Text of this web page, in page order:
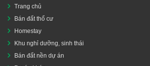
Trang chủ
Bán đất thổ cư
Homestay
Khu nghỉ dưỡng, sinh thái
Bán đất nền dự án